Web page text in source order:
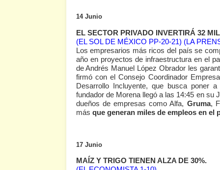
14 Junio
EL SECTOR PRIVADO INVERTIRÁ 32
(EL SOL DE MÉXICO PP-20-21) (LA
Los empresarios más ricos del país se
año en proyectos de infraestructura en el
de Andrés Manuel López Obrador les
firmó con el Consejo Coordinador
Desarrollo Incluyente, que busca poner
fundador de Morena llegó a las 14:45 en su
dueños de empresas como Alfa, Gruma,
más que generan miles de empleos en el
17 Junio
MAÍZ Y TRIGO TIENEN ALZA DE 30%.